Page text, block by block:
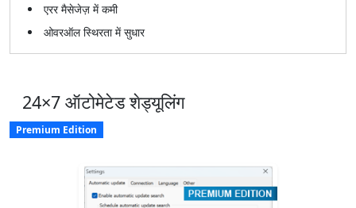
एरर मैसेजेज़ में कमी
ओवरऑल स्थिरता में सुधार
24×7 ऑटोमेटेड शेड्यूलिंग
Premium Edition